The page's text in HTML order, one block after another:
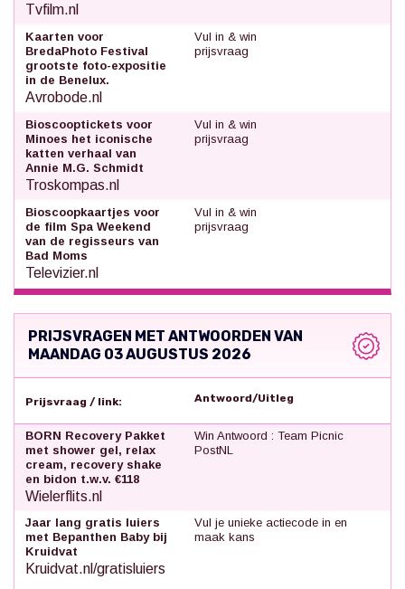
Tvfilm.nl
Kaarten voor
BredaPhoto Festival
grootste foto-expositie
in de Benelux.
Avrobode.nl
Vul in & win
prijsvraag
Bioscooptickets voor
Minoes het iconische
katten verhaal van
Annie M.G. Schmidt
Troskompas.nl
Vul in & win
prijsvraag
Bioscoopkaartjes voor
de film Spa Weekend
van de regisseurs van
Bad Moms
Televizier.nl
Vul in & win
prijsvraag
PRIJSVRAGEN MET ANTWOORDEN VAN
MAANDAG 03 AUGUSTUS 2026
Prijsvraag / link: Antwoord/Uitleg
BORN Recovery Pakket
met shower gel, relax
cream, recovery shake
en bidon t.w.v. €118
Wielerflits.nl
Win Antwoord : Team Picnic
PostNL
Jaar lang gratis luiers
met Bepanthen Baby bij
Kruidvat
Kruidvat.nl/gratisluiers
Vul je unieke actiecode in en
maak kans